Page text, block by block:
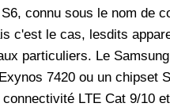
connu sous le nom de
c'est le cas, lesdits
particuliers. Le
7420 ou un chipset
LTE Cat 9/10
le cadre d'une offre
qui prendra fin le 23 mars 2026,
inwi offre un